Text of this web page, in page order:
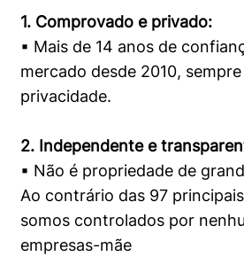
1. Comprovado e privado:
▪ Mais de 14 anos de
mercado desde 2010,
privacidade.
2. Independente e
▪ Não é propriedade de
Ao contrário das 97
somos controlados por
empresas-mãe